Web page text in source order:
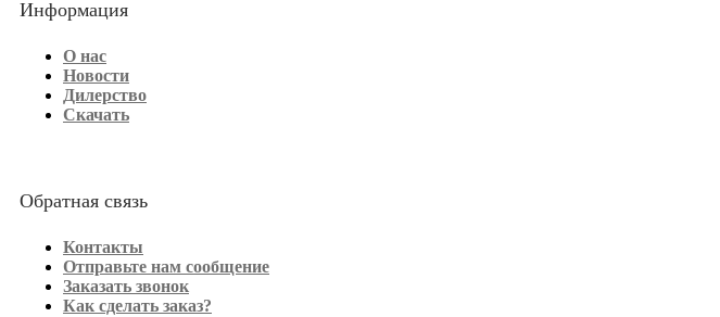
Информация
О нас
Новости
Дилерство
Скачать
Обратная связь
Контакты
Отправьте нам сообщение
Заказать звонок
Как сделать заказ?